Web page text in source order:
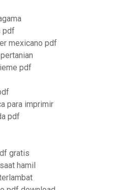
pdf
mexicano pdf
pdf
para imprimir
pdf
gratis
hamil